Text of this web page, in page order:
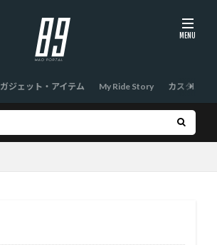
ガジェット・アイテム My Ride Story カスタム